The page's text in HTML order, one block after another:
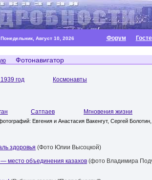
Понедельник, Август 10, 2026 Форум
Фотонавигатор
год Космонавты
Сатпаев Мгновения жизни
Евгения и Анастасия Вакенгут, Сергей
здоровья (Фото Юлии Высоцкой)
место объединения казахов (фото Владимира